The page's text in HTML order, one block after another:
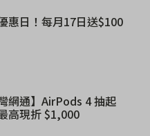
惠日！每月17日送$100
灣網通】AirPods 4 抽起
高現折 $1,000